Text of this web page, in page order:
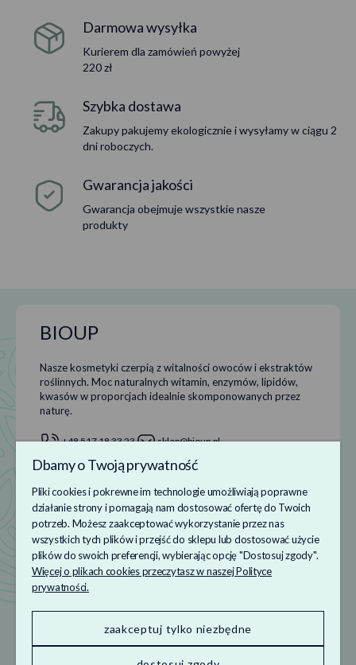
Darmowa wysyłka
Kurierem dla zamówień powyżej
220 zł
Szybka dostawa
Zakupy pakujemy ekologicznie i wysyłamy w ciągu 2
dni roboczych.
Gwarancja jakości
Gwarancja obejmuje wszystkie nasze
produkty
BIOUP
Nasze kosmetyki czerpią z witalności owoców i ekstraktów
roślinnych. Moc naturalnych witamin, enzymów, lipidów,
kwasów w proporcjach idealnie skomponowanych przez
naturę.
+48 517 18 33 23 sklep@bioup.pl
Informacje
Obsługa klienta
Twoje konto
Made with by Mamezi
Dbamy o Twoją prywatność
Pliki cookies i pokrewne im technologie umożliwiają poprawne
działanie strony i pomagają nam dostosować ofertę do Twoich
potrzeb. Możesz zaakceptować wykorzystanie przez nas
wszystkich tych plików i przejść do sklepu lub dostosować użycie
plików do swoich preferencji, wybierając opcję "Dostosuj zgody".
Więcej o plikach cookies przeczytasz w naszej Polityce
prywatności.
zaakceptuj tylko niezbędne